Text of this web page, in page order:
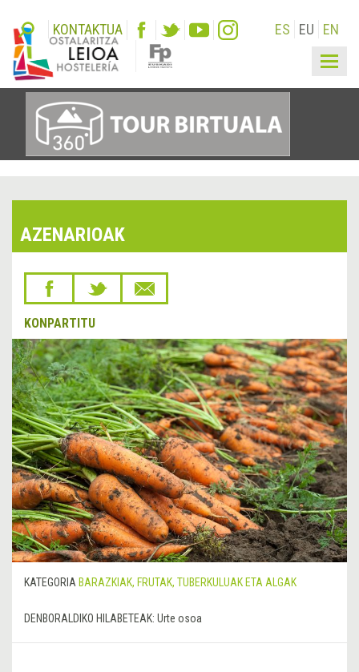
KONTAKTUA ES EU EN
AZENARIOAK
KONPARTITU
KATEGORIA BARAZKIAK, FRUTAK, TUBERKULUAK ETA ALGAK
DENBORALDIKO HILABETEAK: Urte osoa